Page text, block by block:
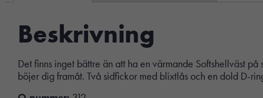
Beskrivning
Det finns inget bättre än att ha en värmande Softshellväst
böjer dig framåt. Två sidfickor med blixtlås och en dold D-